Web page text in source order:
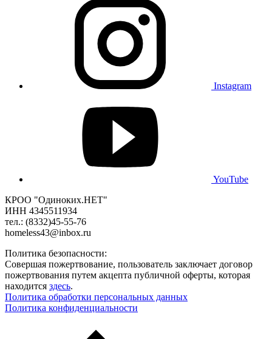
Instagram
YouTube
КРОО "Одиноких.НЕТ"
ИНН 4345511934
тел.: (8332)45-55-76
homeless43@inbox.ru
Политика безопасности:
Совершая пожертвование, пользователь заключает договор
пожертвования путем акцепта публичной оферты, которая
находится здесь.
Политика обработки персональных данных
Политика конфиденциальности